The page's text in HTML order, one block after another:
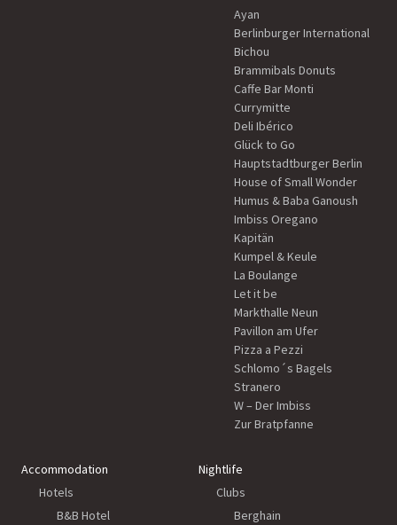
Ayan
Berlinburger International
Bichou
Brammibals Donuts
Caffe Bar Monti
Currymitte
Deli Ibérico
Glück to Go
Hauptstadtburger Berlin
House of Small Wonder
Humus & Baba Ganoush
Imbiss Oregano
Kapitän
Kumpel & Keule
La Boulange
Let it be
Markthalle Neun
Pavillon am Ufer
Pizza a Pezzi
Schlomo´s Bagels
Stranero
W – Der Imbiss
Zur Bratpfanne
Accommodation
Hotels
B&B Hotel
Nightlife
Clubs
Berghain